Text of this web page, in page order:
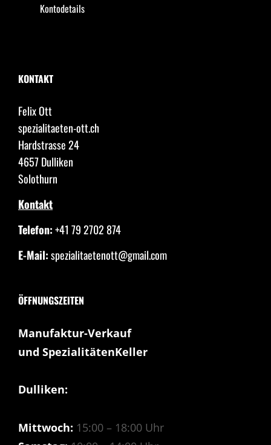
Kontodetails
KONTAKT
Felix Ott
spezialitaeten-ott.ch
Hardstrasse 24
4657 Dulliken
Solothurn
Kontakt
Telefon:+41 79 2702 874
E-Mail:spezialitaetenott@gmail.com
ÖFFNUNGSZEITEN
Manufaktur-Verkauf
und SpezialitätenKeller
Dulliken:
Mittwoch: 15:00 – 18:00 Uhr